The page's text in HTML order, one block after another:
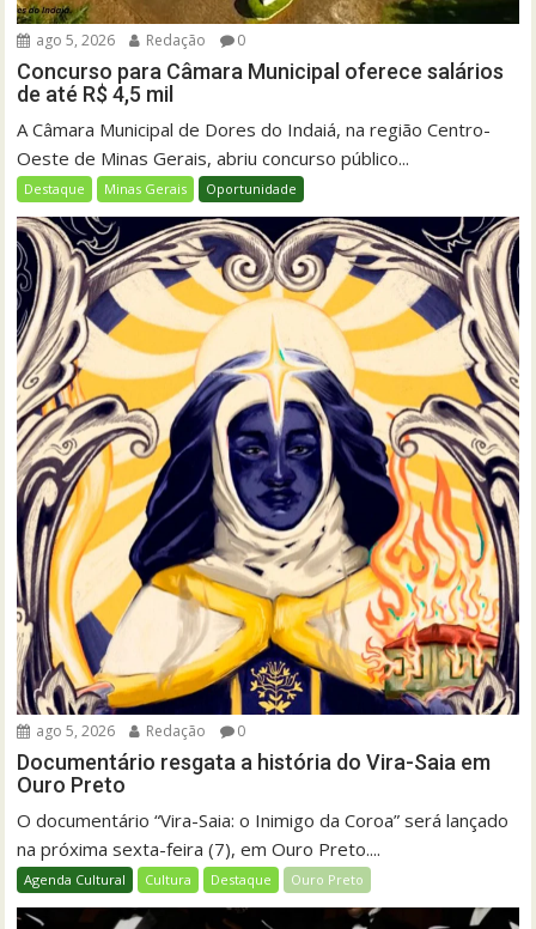
ago 5, 2026 Redação 0
Concurso para Câmara Municipal oferece salários
de até R$ 4,5 mil
A Câmara Municipal de Dores do Indaiá, na região Centro-
Oeste de Minas Gerais, abriu concurso público...
Destaque Minas Gerais Oportunidade
ago 5, 2026 Redação 0
Documentário resgata a história do Vira-Saia em
Ouro Preto
O documentário “Vira-Saia: o Inimigo da Coroa” será lançado
na próxima sexta-feira (7), em Ouro Preto....
Agenda Cultural Cultura Destaque Ouro Preto